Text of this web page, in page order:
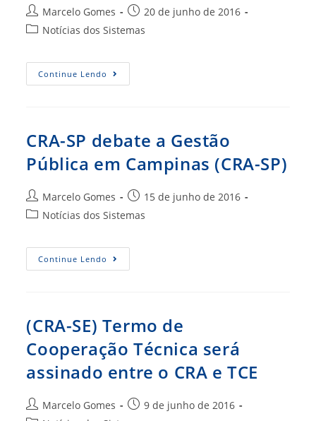
SC)
Autor
do
Marcelo Gomes
Post
publicado:
20 de junho de 2016
Categoria
post:
Notícias dos Sistemas
Continue Lendo Prefeitura
De
ENBRA
(CRA-
CRA-SP debate a Gestão
Pública em Campinas (CRA-SP)
Autor
do
Marcelo Gomes
Post
publicado:
15 de junho de 2016
Categoria
post:
Notícias dos Sistemas
Continue Lendo CRA-
SP
Em
Campinas
SP)
(CRA-SE) Termo de
Cooperação Técnica será
assinado entre o CRA e TCE
AutorMarcelo Gomes
Post9 de junho de 2016